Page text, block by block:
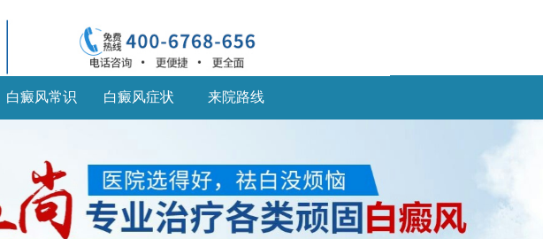
白癜风常识 白癜风症状 来院路线